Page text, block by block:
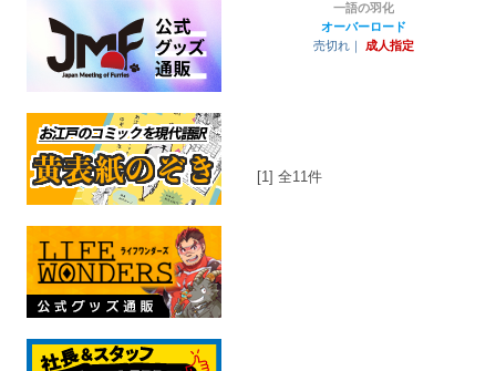
一語の羽化
オーバーロード
売切れ｜
成人指定
[1] 全11件